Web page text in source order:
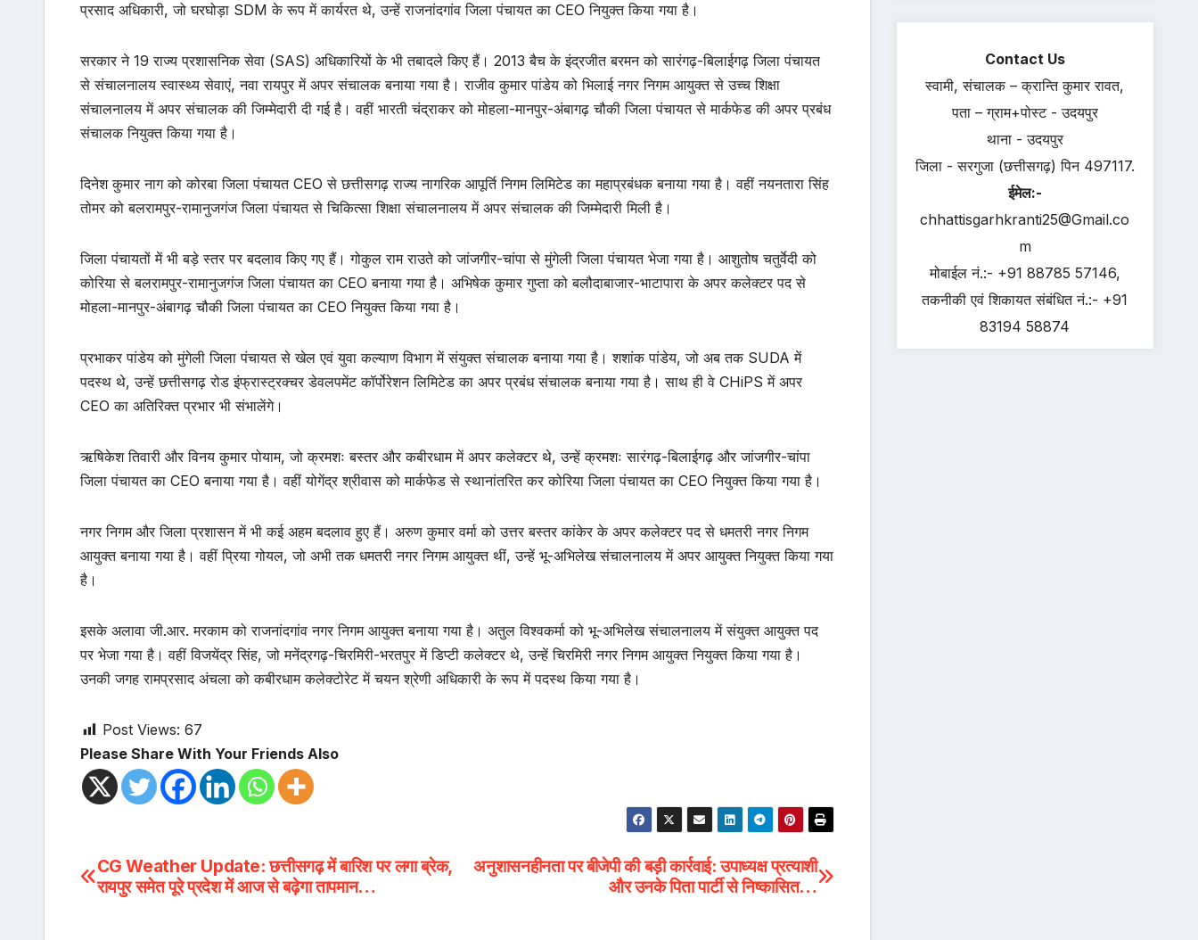
प्रसाद अधिकारी, जो घरघोड़ा SDM के रूप में कार्यरत थे, उन्हें राजनांदगांव जिला पंचायत का CEO नियुक्त किया गया है।
सरकार ने 19 राज्य प्रशासनिक सेवा (SAS) अधिकारियों के भी तबादले किए हैं। 2013 बैच के इंद्रजीत बरमन को सारंगढ़-बिलाईगढ़ जिला पंचायत
से संचालनालय स्वास्थ्य सेवाएं, नवा रायपुर में अपर संचालक बनाया गया है। राजीव कुमार पांडेय को भिलाई नगर निगम आयुक्त से उच्च शिक्षा
संचालनालय में अपर संचालक की जिम्मेदारी दी गई है। वहीं भारती चंद्राकर को मोहला-मानपुर-अंबागढ़ चौकी जिला पंचायत से मार्कफेड की अपर प्रबंध
संचालक नियुक्त किया गया है।
दिनेश कुमार नाग को कोरबा जिला पंचायत CEO से छत्तीसगढ़ राज्य नागरिक आपूर्ति निगम लिमिटेड का महाप्रबंधक बनाया गया है। वहीं नयनतारा सिंह
तोमर को बलरामपुर-रामानुजगंज जिला पंचायत से चिकित्सा शिक्षा संचालनालय में अपर संचालक की जिम्मेदारी मिली है।
जिला पंचायतों में भी बड़े स्तर पर बदलाव किए गए हैं। गोकुल राम राउते को जांजगीर-चांपा से मुंगेली जिला पंचायत भेजा गया है। आशुतोष चतुर्वेदी को
कोरिया से बलरामपुर-रामानुजगंज जिला पंचायत का CEO बनाया गया है। अभिषेक कुमार गुप्ता को बलौदाबाजार-भाटापारा के अपर कलेक्टर पद से
मोहला-मानपुर-अंबागढ़ चौकी जिला पंचायत का CEO नियुक्त किया गया है।
प्रभाकर पांडेय को मुंगेली जिला पंचायत से खेल एवं युवा कल्याण विभाग में संयुक्त संचालक बनाया गया है। शशांक पांडेय, जो अब तक SUDA में
पदस्थ थे, उन्हें छत्तीसगढ़ रोड इंफ्रास्ट्रक्चर डेवलपमेंट कॉर्पोरेशन लिमिटेड का अपर प्रबंध संचालक बनाया गया है। साथ ही वे CHiPS में अपर
CEO का अतिरिक्त प्रभार भी संभालेंगे।
ऋषिकेश तिवारी और विनय कुमार पोयाम, जो क्रमशः बस्तर और कबीरधाम में अपर कलेक्टर थे, उन्हें क्रमशः सारंगढ़-बिलाईगढ़ और जांजगीर-चांपा
जिला पंचायत का CEO बनाया गया है। वहीं योगेंद्र श्रीवास को मार्कफेड से स्थानांतरित कर कोरिया जिला पंचायत का CEO नियुक्त किया गया है।
नगर निगम और जिला प्रशासन में भी कई अहम बदलाव हुए हैं। अरुण कुमार वर्मा को उत्तर बस्तर कांकेर के अपर कलेक्टर पद से धमतरी नगर निगम
आयुक्त बनाया गया है। वहीं प्रिया गोयल, जो अभी तक धमतरी नगर निगम आयुक्त थीं, उन्हें भू-अभिलेख संचालनालय में अपर आयुक्त नियुक्त किया गया
है।
इसके अलावा जी.आर. मरकाम को राजनांदगांव नगर निगम आयुक्त बनाया गया है। अतुल विश्वकर्मा को भू-अभिलेख संचालनालय में संयुक्त आयुक्त पद
पर भेजा गया है। वहीं विजयेंद्र सिंह, जो मनेंद्रगढ़-चिरमिरी-भरतपुर में डिप्टी कलेक्टर थे, उन्हें चिरमिरी नगर निगम आयुक्त नियुक्त किया गया है।
उनकी जगह रामप्रसाद अंचला को कबीरधाम कलेक्टोरेट में चयन श्रेणी अधिकारी के रूप में पदस्थ किया गया है।
Post Views: 67
Please Share With Your Friends Also
Post
navigation
अनुशासनहीनता पर बीजेपी की बड़ी कार्रवाई: उपाध्यक्ष प्रत्याशी
और उनके पिता पार्टी से निष्कासित…
CG Weather Update: छत्तीसगढ़ में बारिश पर लगा ब्रेक,
रायपुर समेत पूरे प्रदेश में आज से बढ़ेगा तापमान…
Contact Us
स्वामी, संचालक – क्रान्ति कुमार रावत,
पता – ग्राम+पोस्ट - उदयपुर
थाना - उदयपुर
जिला - सरगुजा (छत्तीसगढ़) पिन 497117.
ईमेल:-
chhattisgarhkranti25@Gmail.co
m
मोबाईल नं.:- +91 88785 57146,
तकनीकी एवं शिकायत संबंधित नं.:- +91
83194 58874